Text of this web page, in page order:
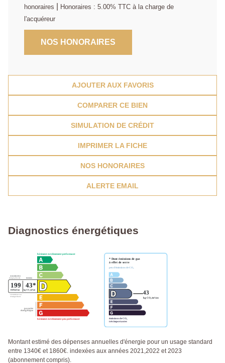
honoraires
Honoraires : 5.00% TTC à la charge de
l'acquéreur
NOS HONORAIRES
AJOUTER AUX FAVORIS
COMPARER CE BIEN
SIMULATION DE CRÉDIT
IMPRIMER LA FICHE
NOS HONORAIRES
ALERTE EMAIL
Diagnostics énergétiques
Montant estimé des dépenses annuelles d'énergie pour un usage standard
entre 1340€ et 1860€. indexées aux années 2021,2022 et 2023
(abonnement compris).